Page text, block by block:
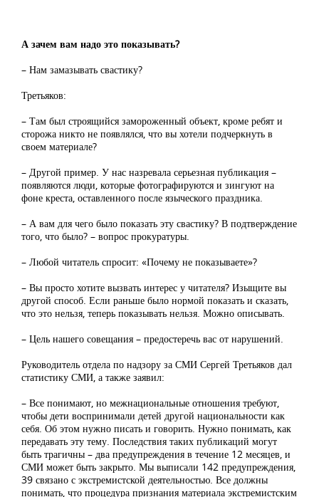
А зачем вам надо это показывать?
– Нам замазывать свастику?
Третьяков:
– Там был строящийся замороженный объект, кроме ребят и
сторожа никто не появлялся, что вы хотели подчеркнуть в
своем материале?
– Другой пример. У нас назревала серьезная публикация –
появляются люди, которые фотографируются и зингуют на
фоне креста, оставленного после языческого праздника.
– А вам для чего было показать эту свастику? В подтверждение
того, что было? – вопрос прокуратуры.
– Любой читатель спросит: «Почему не показываете»?
– Вы просто хотите вызвать интерес у читателя? Изыщите вы
другой способ. Если раньше было нормой показать и сказать,
что это нельзя, теперь показывать нельзя. Можно описывать.
– Цель нашего совещания – предостеречь вас от нарушений.
Руководитель отдела по надзору за СМИ Сергей Третьяков дал
статистику СМИ, а также заявил:
– Все понимают, но межнациональные отношения требуют,
чтобы дети воспринимали детей другой национальности как
себя. Об этом нужно писать и говорить. Нужно понимать, как
передавать эту тему. Последствия таких публикаций могут
быть трагичны – два предупреждения в течение 12 месяцев, и
СМИ может быть закрыто. Мы выписали 142 предупреждения,
39 связано с экстремистской деятельностью. Все должны
понимать, что процедура признания материала экстремистским